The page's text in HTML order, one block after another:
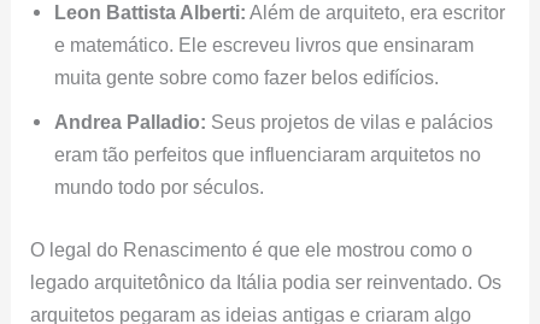
Leon Battista Alberti: Além de arquiteto, era escritor
e matemático. Ele escreveu livros que ensinaram
muita gente sobre como fazer belos edifícios.
Andrea Palladio: Seus projetos de vilas e palácios
eram tão perfeitos que influenciaram arquitetos no
mundo todo por séculos.
O legal do Renascimento é que ele mostrou como o
legado arquitetônico da Itália podia ser reinventado. Os
arquitetos pegaram as ideias antigas e criaram algo